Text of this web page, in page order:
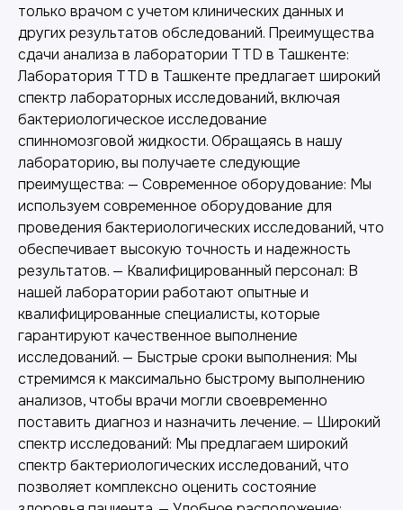
только врачом с учетом клинических данных и
других результатов обследований. Преимущества
сдачи анализа в лаборатории TTD в Ташкенте:
Лаборатория TTD в Ташкенте предлагает широкий
спектр лабораторных исследований, включая
бактериологическое исследование
спинномозговой жидкости. Обращаясь в нашу
лабораторию, вы получаете следующие
преимущества: — Современное оборудование: Мы
используем современное оборудование для
проведения бактериологических исследований, что
обеспечивает высокую точность и надежность
результатов. — Квалифицированный персонал: В
нашей лаборатории работают опытные и
квалифицированные специалисты, которые
гарантируют качественное выполнение
исследований. — Быстрые сроки выполнения: Мы
стремимся к максимально быстрому выполнению
анализов, чтобы врачи могли своевременно
поставить диагноз и назначить лечение. — Широкий
спектр исследований: Мы предлагаем широкий
спектр бактериологических исследований, что
позволяет комплексно оценить состояние
Другие наши услуги